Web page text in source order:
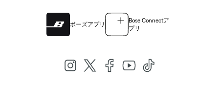
ボーズアプリ
Bose Connectア
プリ